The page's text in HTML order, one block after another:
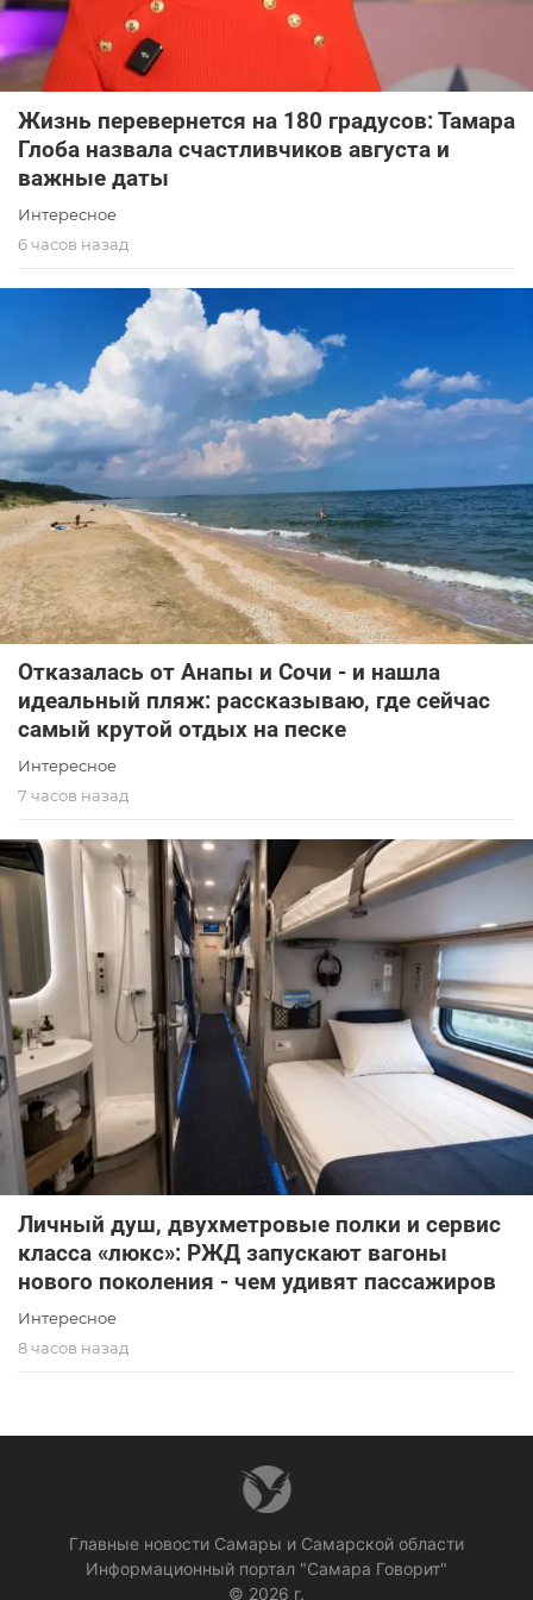
Жизнь перевернется на 180 градусов: Тамара
Глоба назвала счастливчиков августа и
важные даты
Интересное
6 часов назад
Отказалась от Анапы и Сочи - и нашла
идеальный пляж: рассказываю, где сейчас
самый крутой отдых на песке
Интересное
7 часов назад
Личный душ, двухметровые полки и сервис
класса «люкс»: РЖД запускают вагоны
нового поколения - чем удивят пассажиров
Интересное
8 часов назад
Главные новости Самары и Самарской области
Информационный портал "Самара Говорит"
© 2026 г.